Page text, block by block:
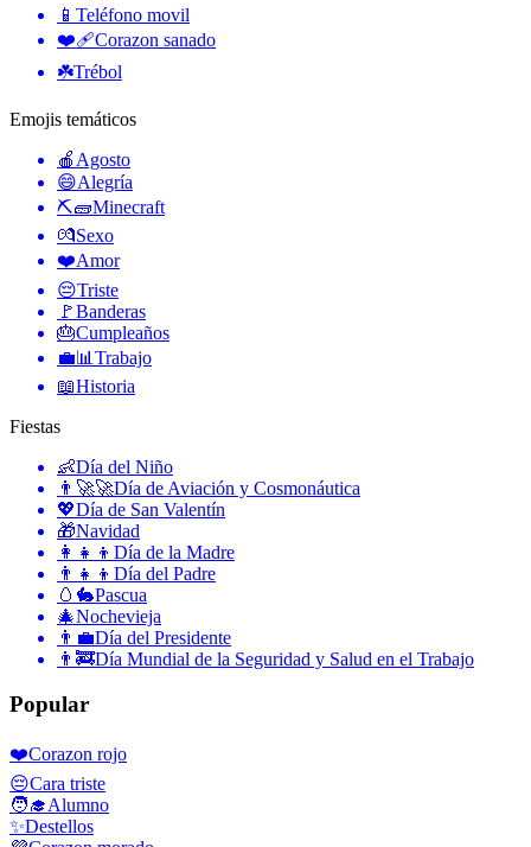
📱 Teléfono movil
❤️‍🩹Corazon sanado
☘️Trébol
Emojis temáticos
🍎 Agosto
😄Alegría
⛏🧱Minecraft
💏Sexo
❤️Amor
😔Triste
🚩Banderas
🎂Cumpleaños
💼📊 Trabajo
📖Historia
Fiestas
👶Día del Niño
👨‍🚀🚀Día de Aviación y Cosmonáutica
💖Día de San Valentín
🎁Navidad
👩‍👧‍👦 Día de la Madre
👨‍👧‍👦 Día del Padre
🥚🐇Pascua
🎄Nochevieja
👨‍💼Día del Presidente
👨‍🚒Día Mundial de la Seguridad y Salud en el Trabajo
Popular
❤️Corazon rojo
😔Cara triste
🧑‍🎓Alumno
✨Destellos